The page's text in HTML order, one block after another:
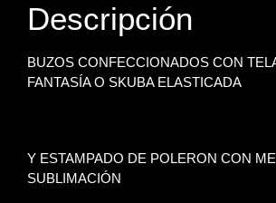
Descripción
BUZOS CONFECCIONADOS CON
FANTASÍA O SKUBA ELASTICADA
Y ESTAMPADO DE POLERON CON
SUBLIMACIÓN